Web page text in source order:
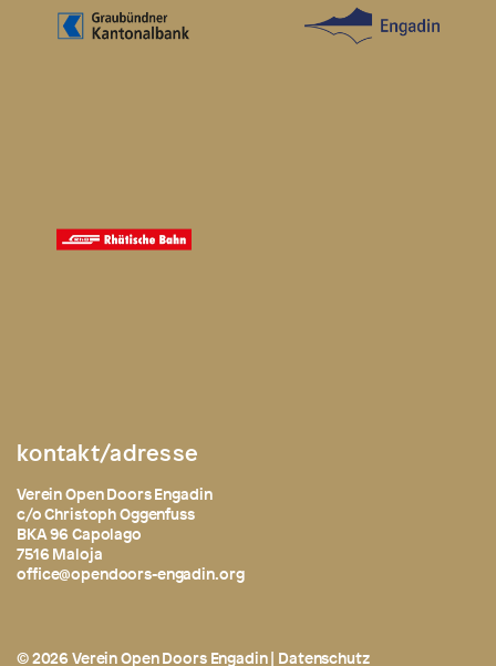
kontakt/adresse
Verein Open Doors Engadin
c/o Christoph Oggenfuss
BKA 96 Capolago
7516 Maloja
office@opendoors-engadin.org
© 2026 Verein Open Doors Engadin | Datenschutz